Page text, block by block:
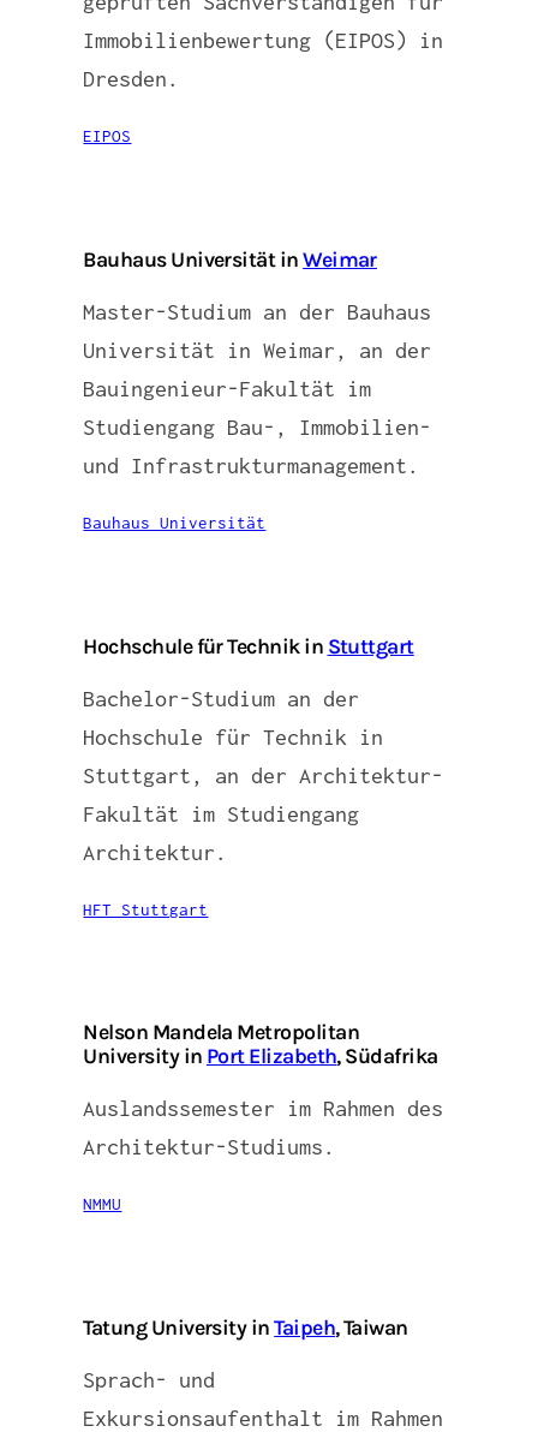
Immobilienbewertung (EIPOS) in
Dresden.
EIPOS
Bauhaus Universität inWeimar
Master-Studium an der Bauhaus
Universität in Weimar, an der
Bauingenieur-Fakultät im
Studiengang Bau-, Immobilien-
und Infrastrukturmanagement.
Bauhaus Universität
Hochschule für Technik in Stuttgart
Bachelor-Studium an der
Hochschule für Technik in
Stuttgart, an der Architektur-
Fakultät im Studiengang
Architektur.
HFT Stuttgart
Nelson Mandela Metropolitan
University in Port Elizabeth, Südafrika
Auslandssemester im Rahmen des
Architektur-Studiums.
NMMU
Tatung University inTaipeh, Taiwan
Sprach- und
Exkursionsaufenthalt im Rahmen